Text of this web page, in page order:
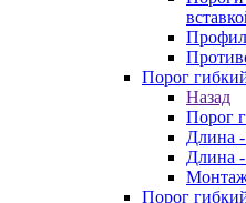
Порог
Назад
Порог
Длина
Длина
Порог